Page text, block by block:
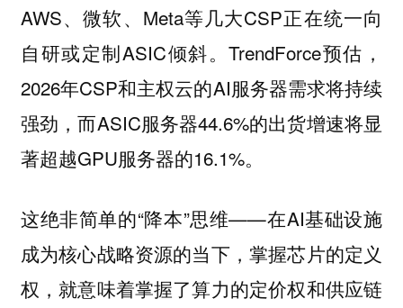
AWS、微软、Meta等几大CSP正在统一向
自研或定制ASIC倾斜。TrendForce预估，
2026年CSP和主权云的AI服务器需求将持续
强劲，而ASIC服务器44.6%的出货增速将显
著超越GPU服务器的16.1%。
这绝非简单的“降本”思维——在AI基础设施
成为核心战略资源的当下，掌握芯片的定义
权，就意味着掌握了算力的定价权和供应链